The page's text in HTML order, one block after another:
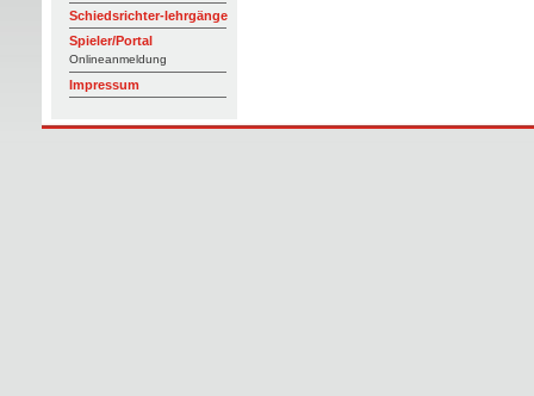
Schiedsrichter-lehrgänge
Spieler/Portal
Onlineanmeldung
Impressum